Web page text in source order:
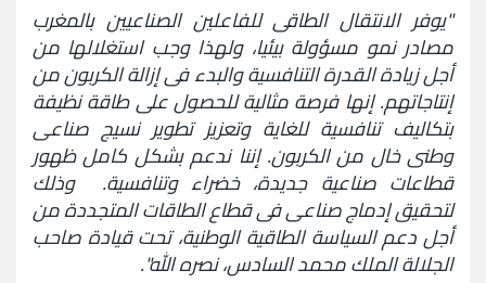
"يوفر الانتقال الطاقي للفاعلين الصناعيين بالمغرب
مصادر نمو مسؤولة بيئيا، ولهذا وجب استغلالها من
أجل زيادة القدرة التنافسية والبدء في إزالة الكربون من
إنتاجاتهم. إنها فرصة مثالية للحصول على طاقة نظيفة
بتكاليف تنافسية للغاية وتعزيز تطوير نسيج صناعي
وطني خال من الكربون. إننا ندعم بشكل كامل ظهور
قطاعات صناعية جديدة، خضراء وتنافسية. وذلك
لتحقيق إدماج صناعي في قطاع الطاقات المتجددة من
أجل دعم السياسة الطاقية الوطنية، تحت قيادة صاحب
الجلالة الملك محمد السادس، نصره الله".